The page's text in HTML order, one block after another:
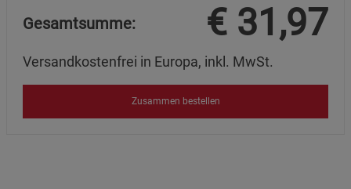
Gesamtsumme: € 31,97
Versandkostenfrei in Europa, inkl. MwSt.
Zusammen bestellen